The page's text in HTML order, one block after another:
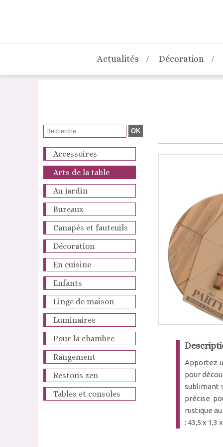
Actualités Décoration
Accessoires
Arts de la table
Au jardin
Bureaux
Canapés et fauteuils
Décoration
En cuisine
Enfants
Linge de maison
Luminaires
Pour la chambre
Rangement
Restons zen
Tables et consoles
Apportez
pour
sublimant
précise
rustique
: 43,5 x 1,3